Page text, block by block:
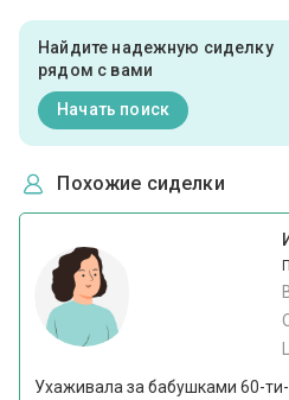
Найдите надежную сиделку
рядом с вами
Начать поиск
Похожие сиделки
Ухаживала за бабушками 60-